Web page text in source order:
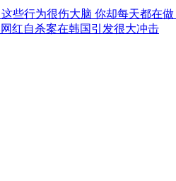
这些行为很伤大脑 你却每天都在做
红自杀案在韩国引发很大冲击